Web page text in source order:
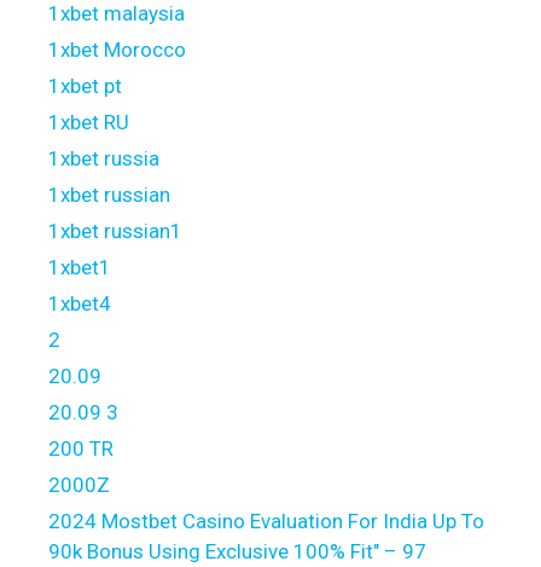
1xbet malaysia
1xbet Morocco
1xbet pt
1xbet RU
1xbet russia
1xbet russian
1xbet russian1
1xbet1
1xbet4
2
20.09
20.09 3
200 TR
2000Z
2024 Mostbet Casino Evaluation For India Up To
90k Bonus Using Exclusive 100% Fit" – 97